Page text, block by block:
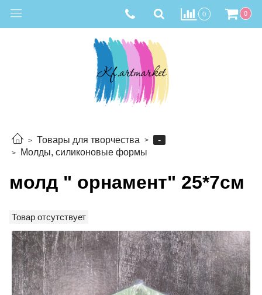
0 0
Товары для творчества
-
Молды, силиконовые формы
молд " орнамент" 25*7см
Товар отсутствует